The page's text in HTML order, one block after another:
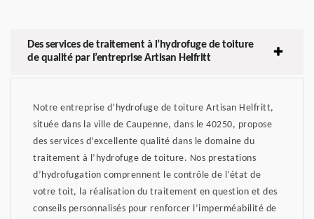
Des services de traitement à l’hydrofuge de toiture
de qualité par l’entreprise Artisan Helfritt
Notre entreprise d’hydrofuge de toiture Artisan Helfritt,
située dans la ville de Caupenne, dans le 40250, propose
des services d’excellente qualité dans le domaine du
traitement à l’hydrofuge de toiture. Nos prestations
d’hydrofugation comprennent le contrôle de l’état de
votre toit, la réalisation du traitement en question et des
conseils personnalisés pour renforcer l’imperméabilité de